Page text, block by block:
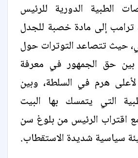
الطبية الدورية للرئيس
ترامب إلى مادة خصبة للجدل
حيث تتصاعد التوترات حول
بين حق الجمهور في معرفة
هرم في السلطة، وبين
التي يتمسك بها البيت
اقتراب الرئيس من بلوغ سن
سياسية شديدة الاستقطاب.